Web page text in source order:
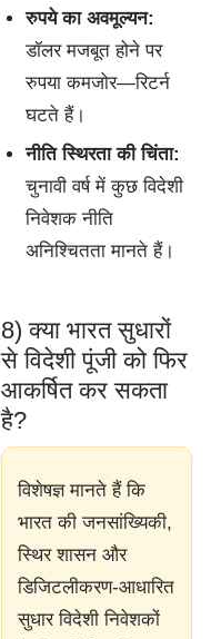
रुपये का अवमूल्यन:
डॉलर मजबूत होने पर
रुपया कमजोर—रिटर्न
घटते हैं।
नीति स्थिरता की चिंता:
चुनावी वर्ष में कुछ विदेशी
निवेशक नीति
अनिश्चितता मानते हैं।
8) क्या भारत सुधारों
से विदेशी पूंजी को फिर
आकर्षित कर सकता
है?
विशेषज्ञ मानते हैं कि
भारत की जनसांख्यिकी,
स्थिर शासन और
डिजिटलीकरण-आधारित
सुधार विदेशी निवेशकों